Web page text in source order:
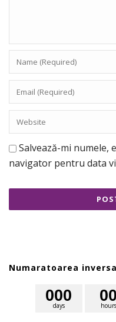
Salvează-mi numele,
navigator pentru data
Numaratoarea inversa
days
000
hours
00